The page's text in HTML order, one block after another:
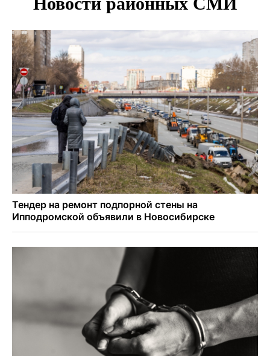
В Новосибирске Роспотребнадзор изъял из продажи 1,4
Два миллиона на покупку авто получат 28 семей в
Новосибирской области
В Новосибирской области больше тысячи человек
пострадали в ДТП